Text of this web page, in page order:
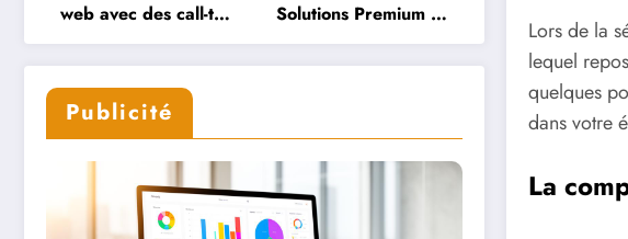
web avec des call-to-
action percutants et
efficaces
Solutions Premium et
Astuces pour une
Experience Optimale
Publicité
Lors de la
lequel
quelques
dans votre
La